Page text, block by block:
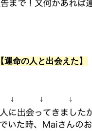
【運命の人と出会えた】
↓ ↓ ↓